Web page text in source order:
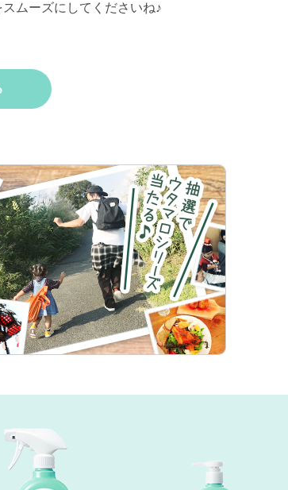
ムーズにしてくださいね♪